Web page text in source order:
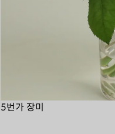
5번가 장미